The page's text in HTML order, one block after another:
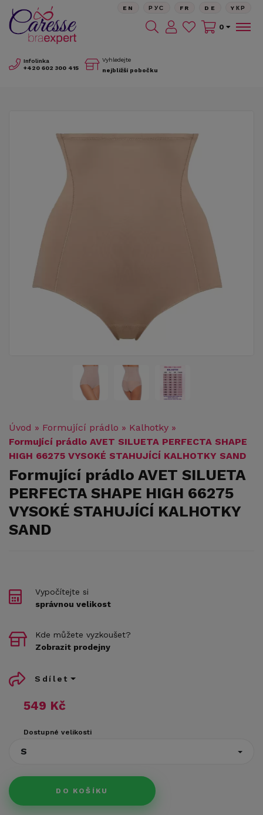
Infolinka
+420 602 300 415
Vyhledejte
nejbližší pobočku
EN РУС FR DE YКР
0
Úvod » Formující prádlo » Kalhotky »
Formující prádlo AVET SILUETA PERFECTA SHAPE
HIGH 66275 VYSOKÉ STAHUJÍCÍ KALHOTKY SAND
Formující prádlo AVET SILUETA
PERFECTA SHAPE HIGH 66275
VYSOKÉ STAHUJÍCÍ KALHOTKY
SAND
549 Kč
Dostupné velikosti
S
DO KOŠÍKU
Vypočítejte si
správnou velikost
Kde můžete vyzkoušet?
Zobrazit prodejny
Sdílet